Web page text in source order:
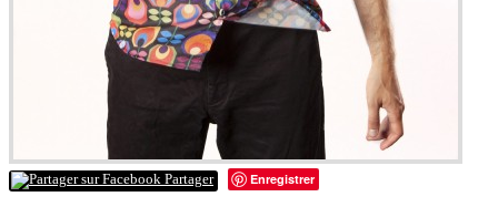
Partager Enregistrer